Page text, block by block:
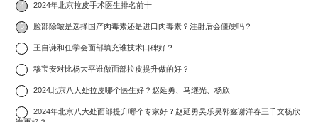
4 2024年北京拉皮手术医生排名前十
5 脸部除皱是选择国产肉毒素还是进口肉毒素？注射后会僵硬吗？
王自谦和任学会面部填充谁技术口碑好？
穆宝安对比杨大平谁做面部拉皮提升做的好？
2024北京八大处拉皮哪个医生好？赵延勇、马继光、杨欣
2024年北京八大处面部提升哪个专家好？赵延勇吴乐昊郭鑫谢洋春王千文杨欣